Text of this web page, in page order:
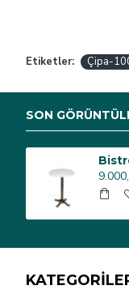
Etiketler: Çipa-
SON